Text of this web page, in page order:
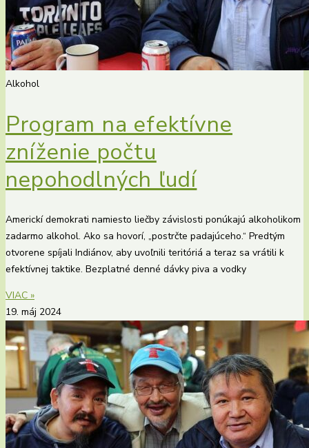
Alkohol
Program na efektívne
zníženie počtu
nepohodlných ľudí
Americkí demokrati namiesto liečby závislosti ponúkajú alkoholikom
zadarmo alkohol. Ako sa hovorí, „postrčte padajúceho.“ Predtým
otvorene spíjali Indiánov, aby uvoľnili teritóriá a teraz sa vrátili k
efektívnej taktike. Bezplatné denné dávky piva a vodky
VIAC »
19. máj 2024